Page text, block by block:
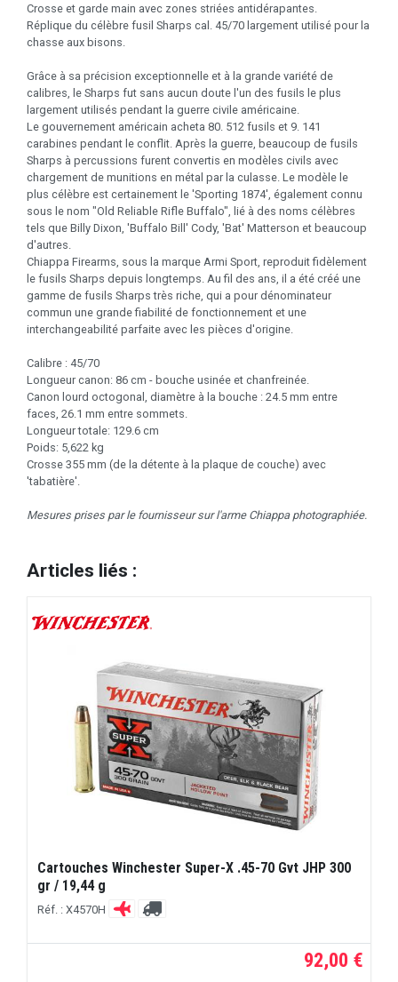
Crosse et garde main avec zones striées antidérapantes.
Réplique du célèbre fusil Sharps cal. 45/70 largement utilisé pour la
chasse aux bisons.
Grâce à sa précision exceptionnelle et à la grande variété de
calibres, le Sharps fut sans aucun doute l'un des fusils le plus
largement utilisés pendant la guerre civile américaine.
Le gouvernement américain acheta 80. 512 fusils et 9. 141
carabines pendant le conflit. Après la guerre, beaucoup de fusils
Sharps à percussions furent convertis en modèles civils avec
chargement de munitions en métal par la culasse. Le modèle le
plus célèbre est certainement le 'Sporting 1874', également connu
sous le nom "Old Reliable Rifle Buffalo", lié à des noms célèbres
tels que Billy Dixon, 'Buffalo Bill' Cody, 'Bat' Matterson et beaucoup
d'autres.
Chiappa Firearms, sous la marque Armi Sport, reproduit fidèlement
le fusils Sharps depuis longtemps. Au fil des ans, il a été créé une
gamme de fusils Sharps très riche, qui a pour dénominateur
commun une grande fiabilité de fonctionnement et une
interchangeabilité parfaite avec les pièces d'origine.
Calibre : 45/70
Longueur canon: 86 cm - bouche usinée et chanfreinée.
Canon lourd octogonal, diamètre à la bouche : 24.5 mm entre
faces, 26.1 mm entre sommets.
Longueur totale: 129.6 cm
Poids: 5,622 kg
Crosse 355 mm (de la détente à la plaque de couche) avec
'tabatière'.
Mesures prises par le fournisseur sur l'arme Chiappa photographiée.
Articles liés :
Cartouches Winchester Super-X .45-70 Gvt JHP 300
gr / 19,44 g
Réf. : X4570H
92,00 €